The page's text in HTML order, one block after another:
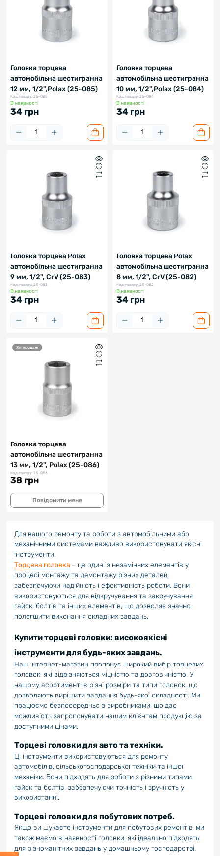
Головка торцева
автомобільна шестигранна
12 мм, 1/2",Polax (25-085)
Код товару: 25-085
В наявності
34 грн
Головка торцева
автомобільна шестигранна
10 мм, 1/2",Polax (25-084)
Код товару: 25-084
В наявності
34 грн
Головка торцева Polax
автомобільна шестигранна
9 мм, 1/2", CrV (25-083)
Код товару: 25-083
В наявності
34 грн
Головка торцева Polax
автомобільна шестигранна
8 мм, 1/2", CrV (25-082)
Код товару: 25-082
В наявності
34 грн
Хіт продаж
Головка торцева
автомобільна шестигранна
13 мм, 1/2", Polax (25-086)
Код товару: 25-086
38 грн
Повідомити мене
Для вашого ремонту та роботи з автомобільними або
механічними системами важливо використовувати якісні
інструменти.
Торцева головка – це один із незамінних елементів у
процесі монтажу та демонтажу різних деталей,
забезпечуючи надійність і ефективність роботи. Вони
використовуються для відкручування та закручування
гайок, болтів та інших елементів, що дозволяє значно
полегшити виконання складних завдань.
Купити торцеві головки: високоякісні
інструменти для будь-яких завдань.
Наш інтернет-магазин пропонує широкий вибір торцевих
головок, які відрізняються міцністю та довговічністю. У
нашому асортименті є різні розміри та типи головок, що
дозволяють вирішити завдання будь-якої складності. Ми
працюємо безпосередньо з виробниками, що дає
можливість запропонувати нашим клієнтам продукцію за
доступними цінами.
Торцеві головки для авто та техніки.
Ці інструменти використовуються для ремонту
автомобілів, сільськогосподарської техніки та іншої
механіки. Вони підходять для роботи з різними типами
гайок та болтів, забезпечуючи точність і зручність у
використанні.
Торцеві головки для побутових потреб.
Якщо ви шукаєте інструменти для побутових ремонтів, ми
також маємо в наявності головки, які ідеально підходять
для різноманітних завдань у домашньому господарстві.